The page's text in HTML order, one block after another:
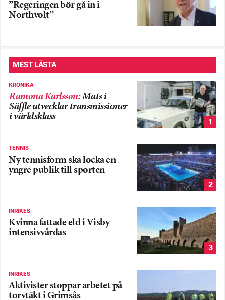
”Regeringen bör gå in i
Northvolt”
MEST LÄSTA
KRÖNIKA
Ramona Karlsson:Mats i
Säffle utvecklar transmissioner
i världsklass
1
TENNIS
Ny tennisform ska locka en
yngre publik till sporten
2
INRIKES
Kvinna fattade eld i Visby –
intensivvårdas
3
INRIKES
Aktivister stoppar arbetet på
torvtäkt i Grimsås